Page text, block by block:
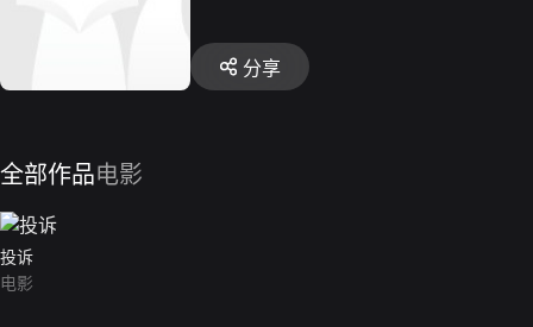
分享
全部作品电影
投诉
电影